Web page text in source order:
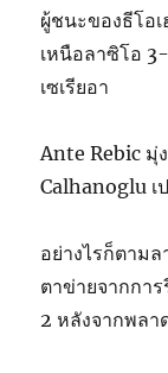
ผู้ชนะของธีโอ
เหนือลาซิโอ
เซเรียอา
Ante Rebic มุ่
Calhanoglu เ
อย่างไรก็ตาม
ตาข่ายจากกา
2 หลังจากพล